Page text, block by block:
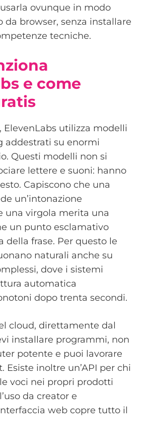
ovunque in modo
da browser, senza installare
tecniche.
e come
ElevenLabs utilizza modelli
addestrati su enormi
Questi modelli non si
lettere e suoni: hanno
Capiscono che una
un’intonazione
una virgola merita una
un punto esclamativo
della frase. Per questo le
naturali anche su
dove i sistemi
automatica
dopo trenta secondi.
cloud, direttamente dal
installare programmi, non
potente e puoi lavorare
Esiste inoltre un’API per chi
voci nei propri prodotti
da creator e
web copre tutto il